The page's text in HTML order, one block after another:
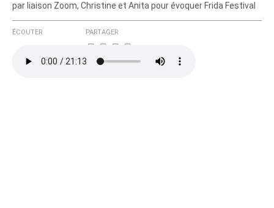
par liaison Zoom, Christine et Anita pour évoquer Frida Festival
ÉCOUTER PARTAGER